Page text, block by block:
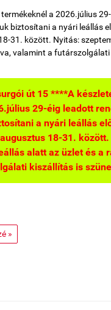
a 2026.július
biztosítani a nyári leállás
31. között. Nyitás:
valamint a
út 15 ****A
29-éig leadott
a nyári leállás
18-31. között.
alatt az üzlet és a
kiszállítás is
»